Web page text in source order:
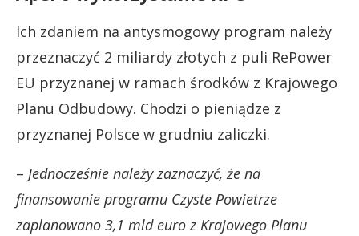
Ich zdaniem na antysmogowy program należy
przeznaczyć 2 miliardy złotych z puli RePower
EU przyznanej w ramach środków z Krajowego
Planu Odbudowy. Chodzi o pieniądze z
przyznanej Polsce w grudniu zaliczki.
– Jednocześnie należy zaznaczyć, że na
finansowanie programu Czyste Powietrze
zaplanowano 3,1 mld euro z Krajowego Planu